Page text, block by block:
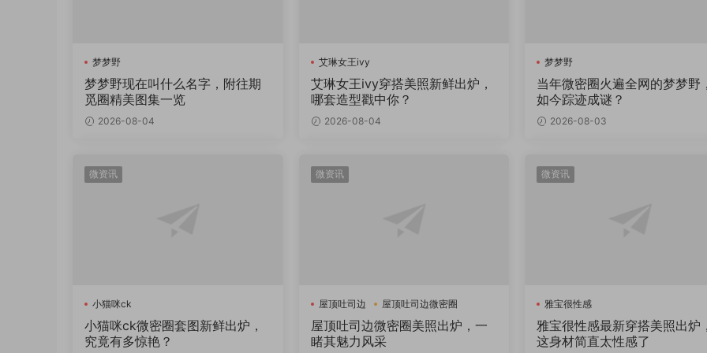
梦梦野
梦梦野现在叫什么名字，附往期
觅圈精美图集一览
2026-08-04
艾琳女王ivy
艾琳女王ivy穿搭美照新鲜出炉，
哪套造型戳中你？
2026-08-04
梦梦野
当年微密圈火遍全网的梦梦野
如今踪迹成谜？
2026-08-03
微资讯
小猫咪ck
小猫咪ck微密圈套图新鲜出炉，
究竟有多惊艳？
微资讯
屋顶吐司边 屋顶吐司边微密圈
屋顶吐司边微密圈美照出炉，一
睹其魅力风采
微资讯
雅宝很性感
雅宝很性感最新穿搭美照出炉
这身材简直太性感了